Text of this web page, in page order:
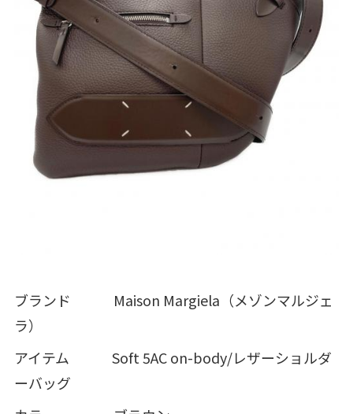
ブランド Maison Margiela（メゾンマルジェ
ラ）
アイテム Soft 5AC on-body/レザーショルダ
ーバッグ